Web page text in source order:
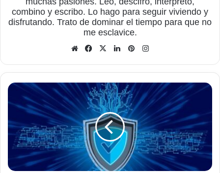
combino y escribo. Lo hago para seguir viviendo y
disfrutando. Trato de dominar el tiempo para que no
me esclavice.
Sitio
Facebook
X LinkedInPinterest
¿Es
necesario
instalar
antivirus
que
sustituya
Windows